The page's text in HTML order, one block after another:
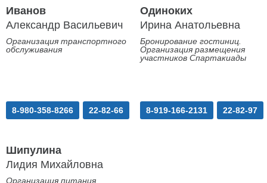
Иванов
Александр Васильевич
Организация транспортного
обслуживания
8-980-358-8266 22-82-66
Одиноких
Ирина Анатольевна
Бронирование гостиниц.
Организация размещения
участников Спартакиады
8-919-166-2131 22-82-97
Шипулина
Лидия Михайловна
Организация питания